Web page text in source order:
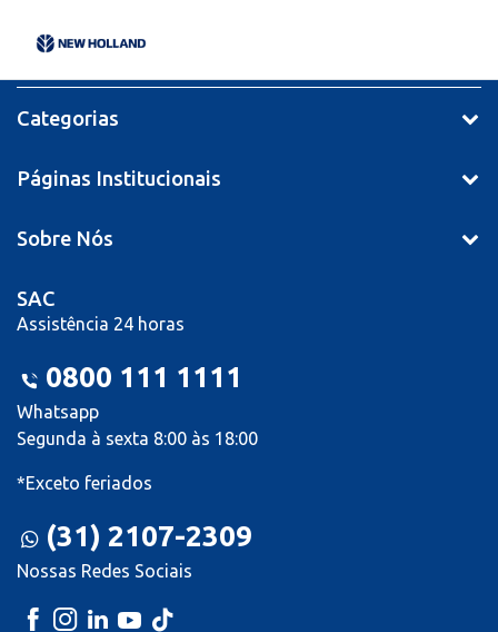
Categorias
Páginas Institucionais
Sobre Nós
SAC
Assistência 24 horas
0800 111 1111
Whatsapp
Segunda à sexta 8:00 às 18:00
*Exceto feriados
(31) 2107-2309
Nossas Redes Sociais